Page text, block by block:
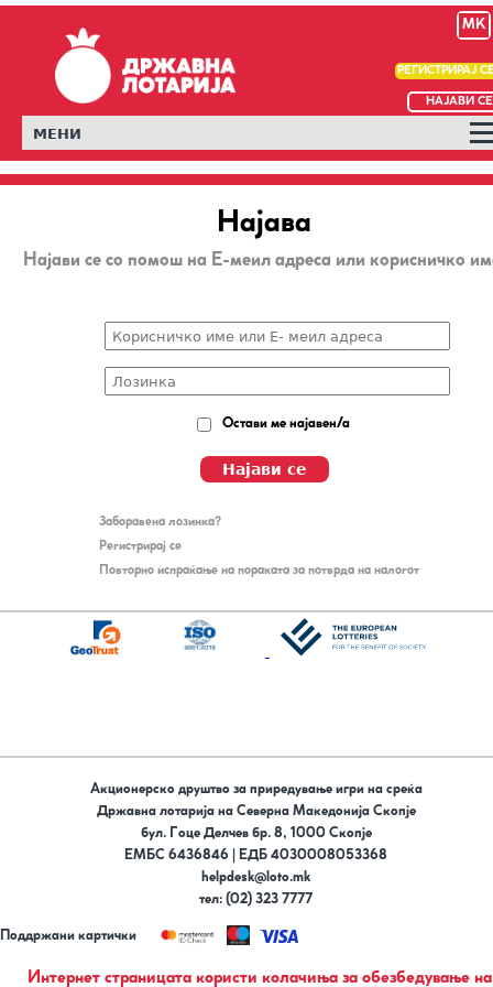
MK
РЕГИСТРИРАЈ
НАЈАВИ СЕ
МЕНИ
Интернет страницата користи колачиња за обезбедување на
Најава
Најави се со помош на Е-меил адреса или корисничко
Остави ме најавен/а
Заборавена лозинка?
Регистрирај се
Повторно испраќање на пораката за потврда на налогот
Акционерско друштво за приредување игри на среќа
Државна лотарија на Северна Македонија Скопје
бул. Гоце Делчев бр. 8, 1000 Скопје
ЕМБС 6436846 | ЕДБ 4030008053368
helpdesk@loto.mk
тел: (02) 323 7777
Поддржани картички